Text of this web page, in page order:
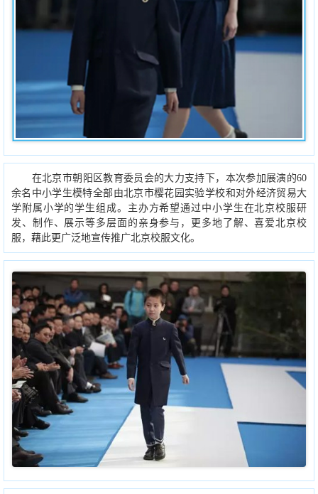
在北京市朝阳区教育委员会的大力支持下，本次参加展演的60
余名中小学生模特全部由北京市樱花园实验学校和对外经济贸易大
学附属小学的学生组成。主办方希望通过中小学生在北京校服研
发、制作、展示等多层面的亲身参与，更多地了解、喜爱北京校
服，藉此更广泛地宣传推广北京校服文化。